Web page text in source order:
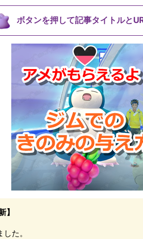
ボタンを押して記事タイトルと
】
た。